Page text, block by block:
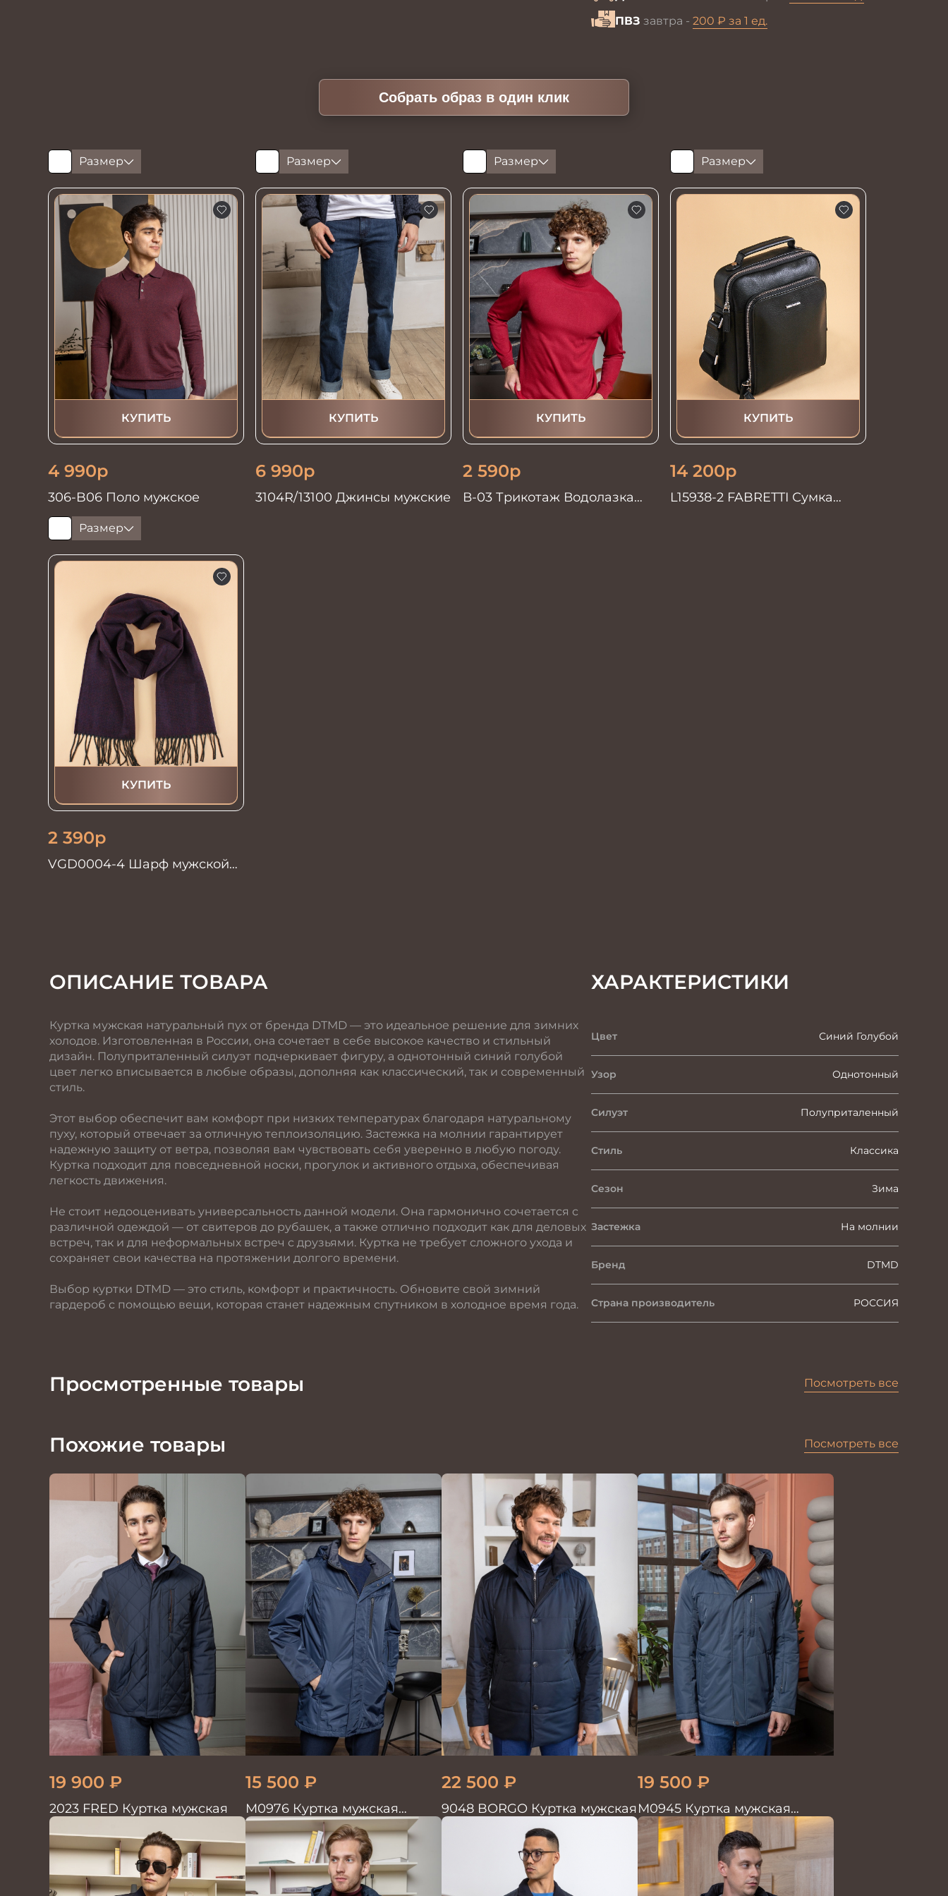
ПВЗ завтра - 200 ₽ за 1 ед.
Собрать образ в один клик
Размер
КУПИТЬ
4 990р
306-B06 Поло мужское
Размер
КУПИТЬ
6 990р
3104R/13100 Джинсы мужские
Размер
КУПИТЬ
2 590р
В-03 Трикотаж Водолазка
Размер
КУПИТЬ
14 200р
L15938-2 FABRETTI Сумка
Размер
КУПИТЬ
2 390р
VGD0004-4 Шарф мужской
ОПИСАНИЕ ТОВАРА
Куртка мужская натуральный пух от бренда DTMD — это идеальное решение для зимних
холодов. Изготовленная в России, она сочетает в себе высокое качество и стильный
дизайн. Полуприталенный силуэт подчеркивает фигуру, а однотонный синий голубой
цвет легко вписывается в любые образы, дополняя как классический, так и современный
стиль.
Этот выбор обеспечит вам комфорт при низких температурах благодаря натуральному
пуху, который отвечает за отличную теплоизоляцию. Застежка на молнии гарантирует
надежную защиту от ветра, позволяя вам чувствовать себя уверенно в любую погоду.
Куртка подходит для повседневной носки, прогулок и активного отдыха, обеспечивая
легкость движения.
Не стоит недооценивать универсальность данной модели. Она гармонично сочетается с
различной одеждой — от свитеров до рубашек, а также отлично подходит как для деловых
встреч, так и для неформальных встреч с друзьями. Куртка не требует сложного ухода и
сохраняет свои качества на протяжении долгого времени.
Выбор куртки DTMD — это стиль, комфорт и практичность. Обновите свой зимний
гардероб с помощью вещи, которая станет надежным спутником в холодное время года.
ХАРАКТЕРИСТИКИ
Цвет Синий Голубой
Узор Однотонный
Силуэт Полуприталенный
Стиль Классика
Сезон Зима
Застежка На молнии
Бренд DTMD
Страна производитель РОССИЯ
Просмотренные товары Посмотреть все
Похожие товары Посмотреть все
19 900 ₽
2023 FRED Куртка мужская
15 500 ₽
М0976 Куртка мужская
т.синий
22 500 ₽
9048 BORGO Куртка мужская
19 500 ₽
М0945 Куртка мужская
т.синий